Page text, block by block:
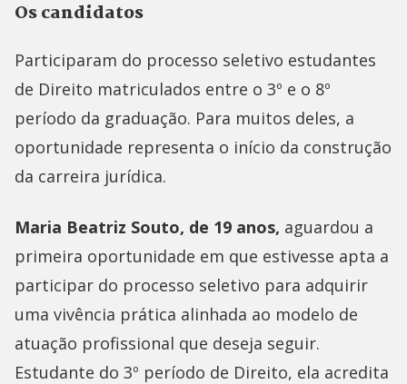
Os candidatos
Participaram do processo seletivo estudantes
de Direito matriculados entre o 3º e o 8º
período da graduação. Para muitos deles, a
oportunidade representa o início da construção
da carreira jurídica.
Maria Beatriz Souto, de 19 anos, aguardou a
primeira oportunidade em que estivesse apta a
participar do processo seletivo para adquirir
uma vivência prática alinhada ao modelo de
atuação profissional que deseja seguir.
Estudante do 3º período de Direito, ela acredita